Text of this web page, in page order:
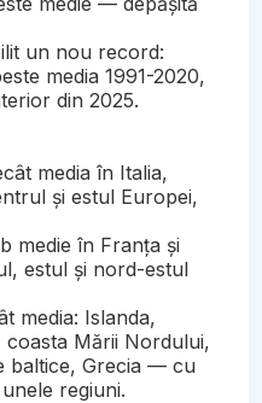
un nou record:
media 1991-2020,
din 2025.
media în Italia,
și estul Europei,
medie în Franța și
estul și nord-estul
media: Islanda,
Mării Nordului,
baltice, Grecia — cu
regiuni.